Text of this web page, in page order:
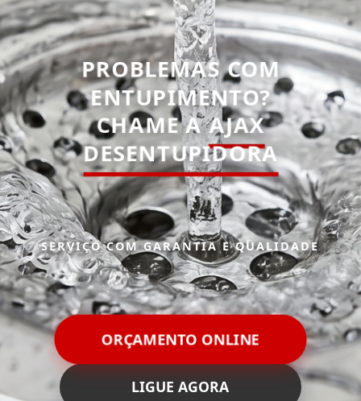
PROBLEMAS COM
ENTUPIMENTO?
CHAME AAJAX
DESENTUPIDORA
SERVIÇO COM GARANTIA E QUALIDADE
ORÇAMENTO ONLINE
LIGUE AGORA